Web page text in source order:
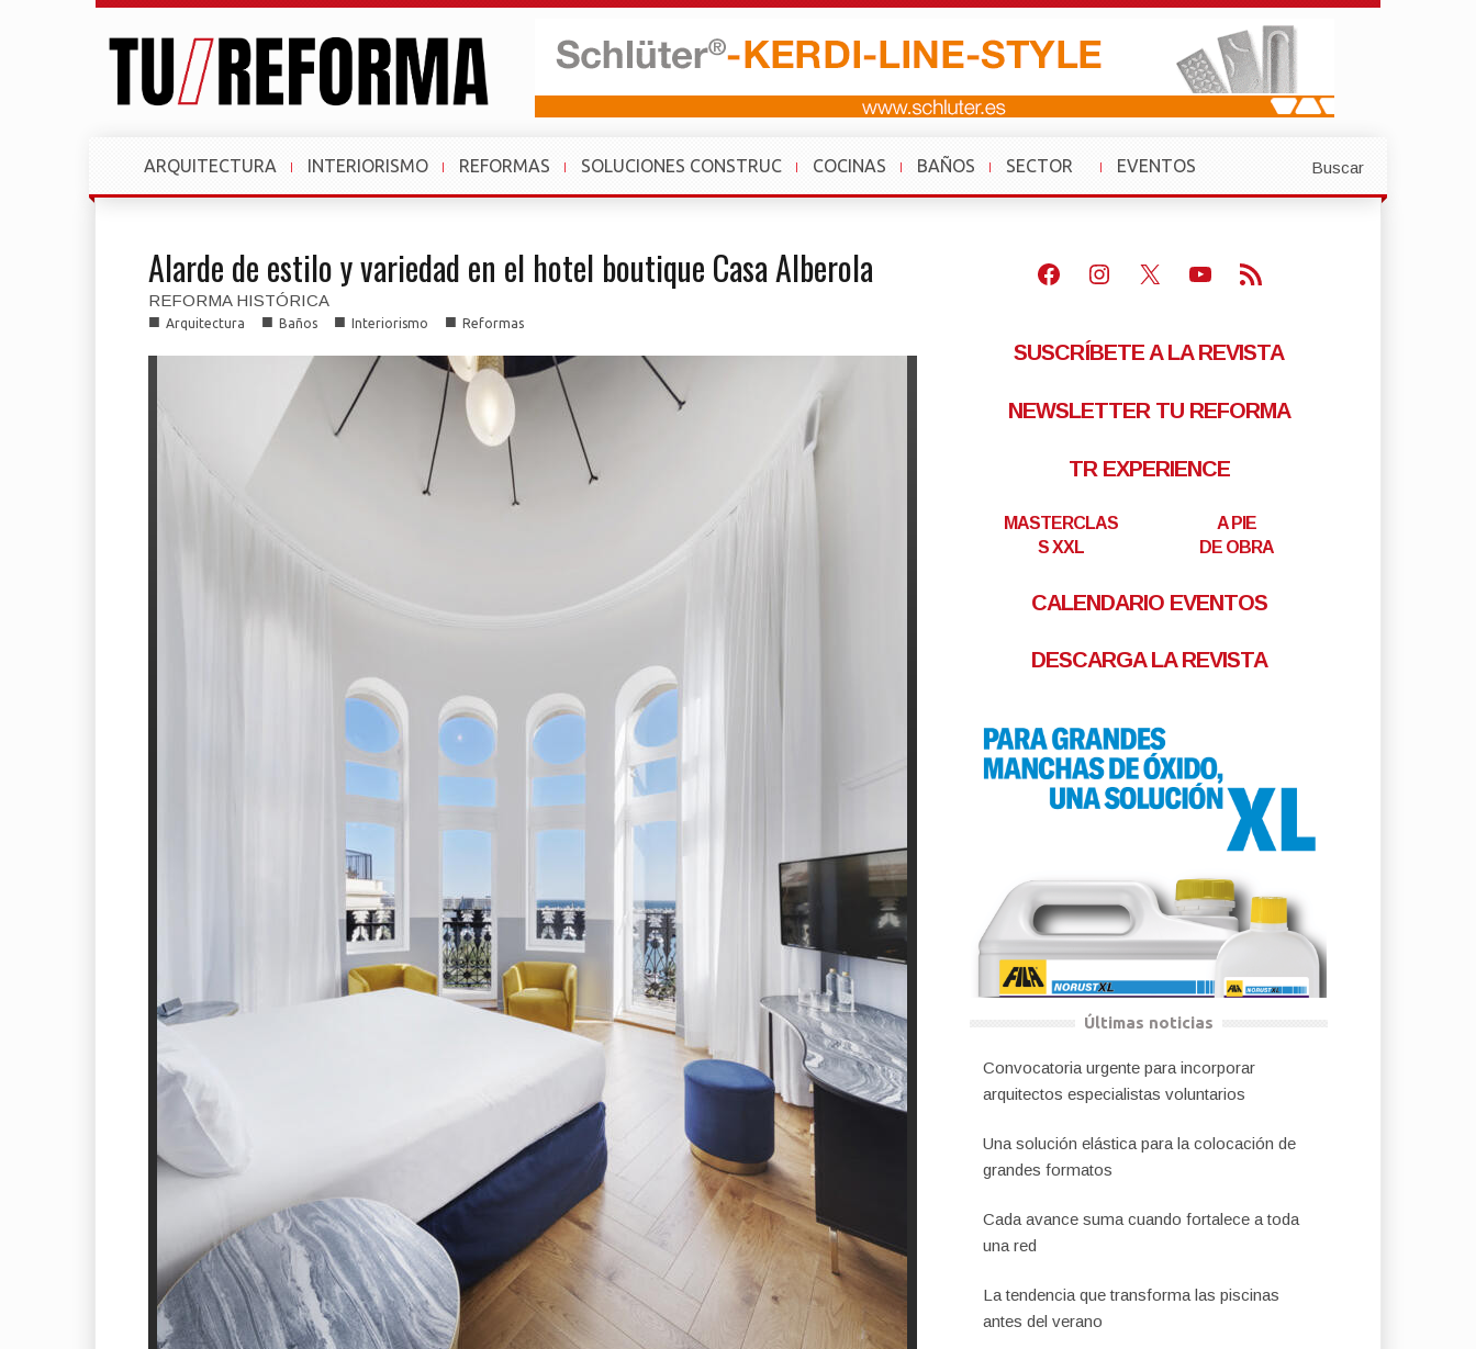
ARQUITECTURA INTERIORISMO REFORMAS SOLUCIONES CONSTRUC COCINAS BAÑOS
SECTOR
»
EVENTOS
»
Buscar
Alarde de estilo y variedad en el hotel boutique Casa Alberola
REFORMA HISTÓRICA
■ Arquitectura ■ Baños ■ Interiorismo ■ Reformas
Facebook
Instagram
X Youtube
Feed RSS
SUSCRÍBETE A LA REVISTA
NEWSLETTER TU REFORMA
TR EXPERIENCE
MASTERCLAS
S XXL
A PIE
DE OBRA
CALENDARIO EVENTOS
DESCARGA LA REVISTA
Últimas noticias
Convocatoria urgente para incorporar
arquitectos especialistas voluntarios
Una solución elástica para la colocación de
grandes formatos
Cada avance suma cuando fortalece a toda
una red
La tendencia que transforma las piscinas
antes del verano